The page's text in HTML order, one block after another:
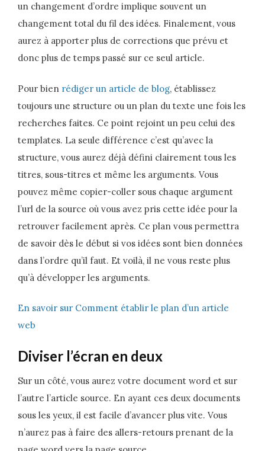
un changement d’ordre implique souvent un
changement total du fil des idées. Finalement, vous
aurez à apporter plus de corrections que prévu et
donc plus de temps passé sur ce seul article.
Pour bien rédiger un article de blog, établissez
toujours une structure ou un plan du texte une fois les
recherches faites. Ce point rejoint un peu celui des
templates. La seule différence c’est qu’avec la
structure, vous aurez déjà défini clairement tous les
titres, sous-titres et même les arguments. Vous
pouvez même copier-coller sous chaque argument
l’url de la source où vous avez pris cette idée pour la
retrouver facilement après. Ce plan vous permettra
de savoir dès le début si vos idées sont bien données
dans l’ordre qu’il faut. Et voilà, il ne vous reste plus
qu’à développer les arguments.
En savoir sur Comment établir le plan d’un article
web
Diviser l’écran en deux
Sur un côté, vous aurez votre document word et sur
l’autre l’article source. En ayant ces deux documents
sous les yeux, il est facile d’avancer plus vite. Vous
n’aurez pas à faire des allers-retours prenant de la